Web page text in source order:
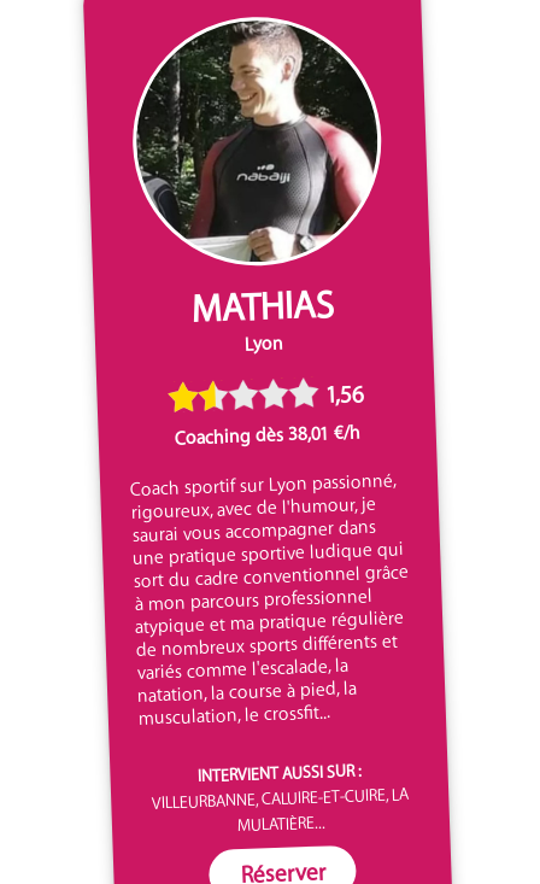
MATHIAS
Lyon
1,56
Coaching dès 38,01 €/h
Coach sportif sur Lyon passionné,
rigoureux, avec de l'humour, je
saurai vous accompagner dans
une pratique sportive ludique qui
sort du cadre conventionnel grâce
à mon parcours professionnel
atypique et ma pratique régulière
de nombreux sports différents et
variés comme l'escalade, la
natation, la course à pied, la
musculation, le crossfit...
INTERVIENT AUSSI SUR :
VILLEURBANNE, CALUIRE-ET-CUIRE, LA
MULATIÈRE...
Réserver